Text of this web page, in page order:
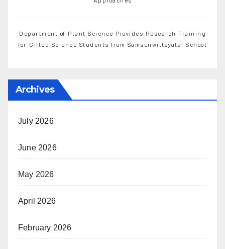
Department of Plant Science Provides Research Training
for Gifted Science Students from Samsenwittayalai School
Archives
July 2026
June 2026
May 2026
April 2026
February 2026